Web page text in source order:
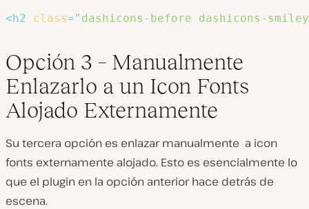
<h2 class=" dashicons-before dashicons-smiley
Opción 3 – Manualmente
Enlazarlo a un Icon Fonts
Alojado Externamente
Su tercera opción es enlazar manualmente a icon
fonts externamente alojado. Esto es esencialmente lo
que el plugin en la opción anterior hace detrás de
escena.